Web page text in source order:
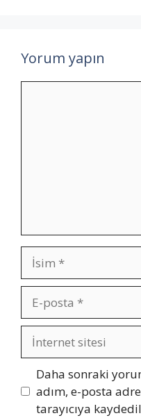
Yorum yapın
İsim
posta
İnternet
sitesi
Daha sonraki
adım, e-posta
tarayıcıya